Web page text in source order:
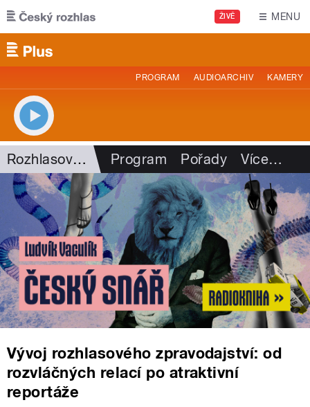
Přejít k hlavnímu obsahu
ŽIVĚ MENU
PROGRAM AUDIOARCHIV KAMERY
Rozhlasová historie Program Pořady Více…
Vývoj rozhlasového zpravodajství: od
rozvláčných relací po atraktivní
reportáže